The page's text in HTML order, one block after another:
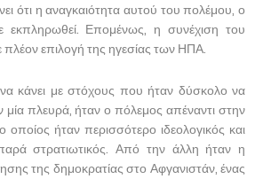
ότι η αναγκαιότητα αυτού του πολέμου, ο
εκπληρωθεί. Επομένως, η συνέχιση του
επιλογή της ηγεσίας των ΗΠΑ.
κάνει με στόχους που ήταν δύσκολο να
μία πλευρά, ήταν ο πόλεμος απέναντι στην
οποίος ήταν περισσότερο ιδεολογικός και
στρατιωτικός. Από την άλλη ήταν η
της δημοκρατίας στο Αφγανιστάν, ένας